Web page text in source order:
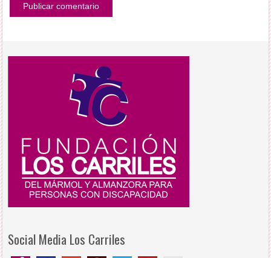
Social Media Los Carriles